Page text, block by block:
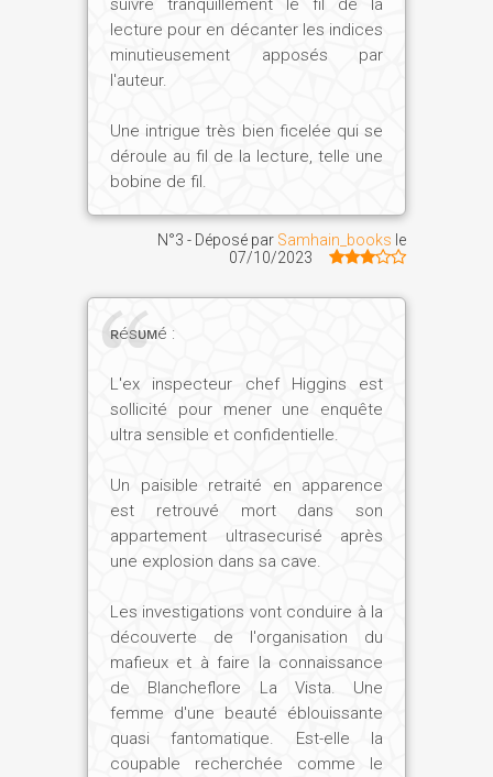
lecture pour en décanter les indices
minutieusement apposés par
l'auteur.
Une intrigue très bien ficelée qui se
déroule au fil de la lecture, telle une
bobine de fil.
N°3 - Déposé par Samhain_books le
07/10/2023
ʀésᴜᴍé :
L'ex inspecteur chef Higgins est
sollicité pour mener une enquête
ultra sensible et confidentielle.
Un paisible retraité en apparence
est retrouvé mort dans son
appartement ultrasecurisé après
une explosion dans sa cave.
Les investigations vont conduire à la
découverte de l'organisation du
mafieux et à faire la connaissance
de Blancheflore La Vista. Une
femme d'une beauté éblouissante
quasi fantomatique. Est-elle la
coupable recherchée comme le